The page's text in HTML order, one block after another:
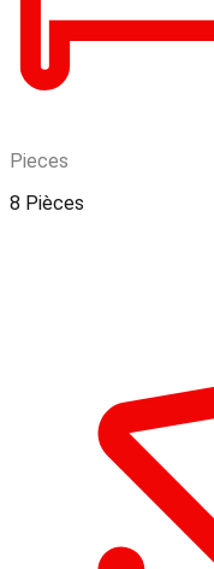
Pieces
8 Pièces